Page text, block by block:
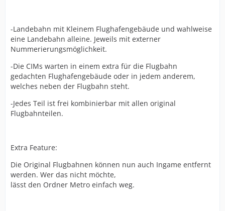
-Landebahn mit Kleinem Flughafengebäude und wahlweise
eine Landebahn alleine. Jeweils mit externer
Nummerierungsmöglichkeit.
-Die CIMs warten in einem extra für die Flugbahn
gedachten Flughafengebäude oder in jedem anderem,
welches neben der Flugbahn steht.
-Jedes Teil ist frei kombinierbar mit allen original
Flugbahnteilen.
Extra Feature:
Die Original Flugbahnen können nun auch Ingame entfernt
werden. Wer das nicht möchte,
lässt den Ordner Metro einfach weg.